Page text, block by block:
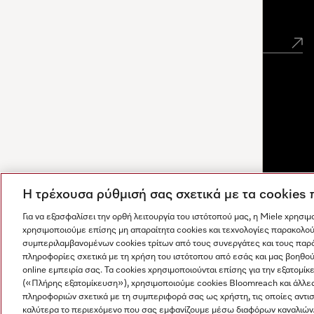
Οι απαντήσεις δημιουργούνται από τεχνητή νοημοσύνη. Ο
βοηθός μας μπορεί να σας βοηθήσει να ανακαλύψετε
Η εταιρεία μας Όροι και Προϋποθέσεις Προστασία
Η τρέχουσα ρύθμισή σας σχετικά με τα
Για να εξασφαλίσει την ορθή λειτουργία του ιστότοπού μας, η Miele
χρησιμοποιούμε επίσης μη απαραίτητα cookies και τεχνολογίες
συμπεριλαμβανομένων cookies τρίτων από τους συνεργάτες και τους
πληροφορίες σχετικά με τη χρήση του ιστότοπου από εσάς και μας
online εμπειρία σας. Τα cookies χρησιμοποιούνται επίσης για την
(«Πλήρης εξατομίκευση»), χρησιμοποιούμε cookies Bloomreach και
πληροφοριών σχετικά με τη συμπεριφορά σας ως χρήστη, τις οποίες
καλύτερα το περιεχόμενο που σας εμφανίζουμε μέσω διαφόρων